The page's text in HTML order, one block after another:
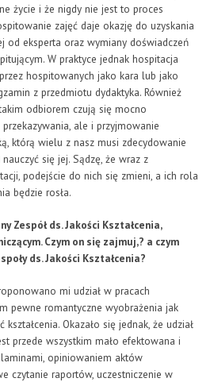
życie i że nigdy nie jest to proces
zajęć daje okazję do uzyskania
od eksperta oraz wymiany doświadczeń
W praktyce jednak hospitacja
hospitowanych jako kara lub jako
z przedmiotu dydaktyka. Również
odbiorem czują się mocno
ale i przyjmowanie
którą wielu z nasz musi zdecydowanie
się jej. Sądzę, że wraz z
podejście do nich się zmieni, a ich rola
będzie rosła.
Zespół ds. Jakości Kształcenia,
Czym on się zajmuj,? a czym
ds. Jakości Kształcenia?
mi udział w pracach
pewne romantyczne wyobrażenia jak
Okazało się jednak, że udział
przede wszystkim mało efektowana i
opiniowaniem aktów
czytanie raportów, uczestniczenie w